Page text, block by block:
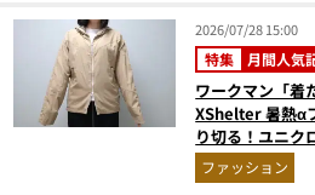
2026/07/28 15:00
特集 月間人気
ワークマン「着
XShelter 暑熱α
り切る！ユニ
【アウターの人
（2026年6月版）
ファッション